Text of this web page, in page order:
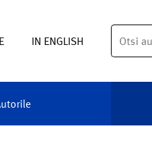
IN ENGLISH
Otsi